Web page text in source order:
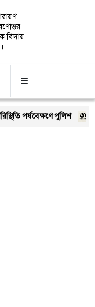
বিদায়
পর্যবেক্ষণে পুলিশ নতুন